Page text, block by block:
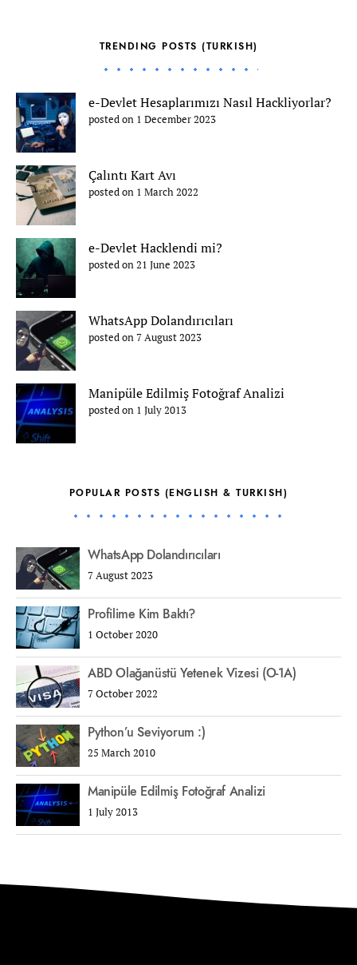
TRENDING POSTS (TURKISH)
e-Devlet Hesaplarımızı Nasıl Hackliyorlar?
posted on 1 December 2023
Çalıntı Kart Avı
posted on 1 March 2022
e-Devlet Hacklendi mi?
posted on 21 June 2023
WhatsApp Dolandırıcıları
posted on 7 August 2023
Manipüle Edilmiş Fotoğraf Analizi
posted on 1 July 2013
POPULAR POSTS (ENGLISH & TURKISH)
WhatsApp Dolandırıcıları
7 August 2023
Profilime Kim Baktı?
1 October 2020
ABD Olağanüstü Yetenek Vizesi (O-1A)
7 October 2022
Python’u Seviyorum :)
25 March 2010
Manipüle Edilmiş Fotoğraf Analizi
1 July 2013